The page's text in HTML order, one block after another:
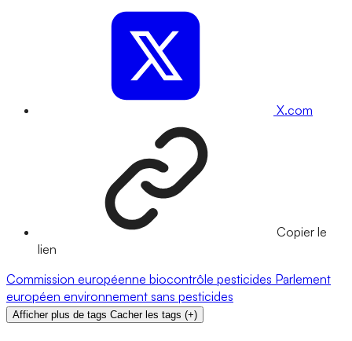
X.com
Copier le
lien
Commission européenne biocontrôle pesticides Parlement
européen environnement sans pesticides
Afficher plus de tags Cacher les tags (+)